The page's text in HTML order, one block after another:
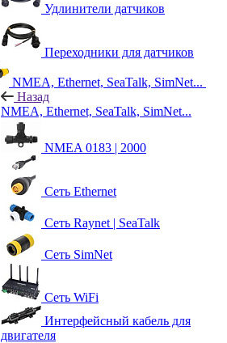
Удлинители датчиков
Переходники для датчиков
NMEA, Ethernet, SeaTalk, SimNet...
Назад
NMEA, Ethernet, SeaTalk, SimNet...
NMEA 0183 | 2000
Сеть Ethernet
Сеть Raynet | SeaTalk
Сеть SimNet
Сеть WiFi
Интерфейсный кабель для
двигателя